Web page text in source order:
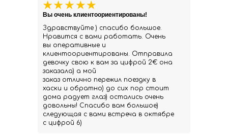
Здравствуйте ) спасибо большое.
Нравится с вами работать. Очень
вы оперативные и
клиентоориентированы. Отправила
девочку свою к вам за цифрой 2€ она
заказала) а мой
заказ отлично пережил поездку в
хаски и обратно) до сих пор стоит
дома радует глаз) остались очень
довольны! Спасибо вам большое)
следующая с вами встреча в октябре
с цифрой 6)
Вы очень клиентоориентированы!